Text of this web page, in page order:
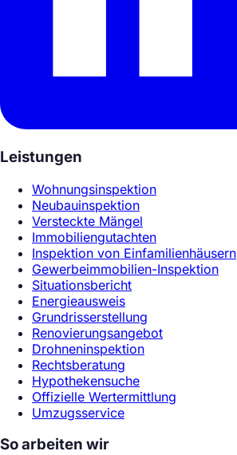
Leistungen
Wohnungsinspektion
Neubauinspektion
Versteckte Mängel
Immobiliengutachten
Inspektion von Einfamilienhäusern
Gewerbeimmobilien-Inspektion
Situationsbericht
Energieausweis
Grundrisserstellung
Renovierungsangebot
Drohneninspektion
Rechtsberatung
Hypothekensuche
Offizielle Wertermittlung
Umzugsservice
So arbeiten wir